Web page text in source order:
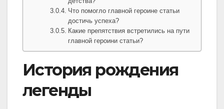
Что помогло главной героине статьи
достичь успеха?
Какие препятствия встретились на пути
главной героини статьи?
История рождения
легенды